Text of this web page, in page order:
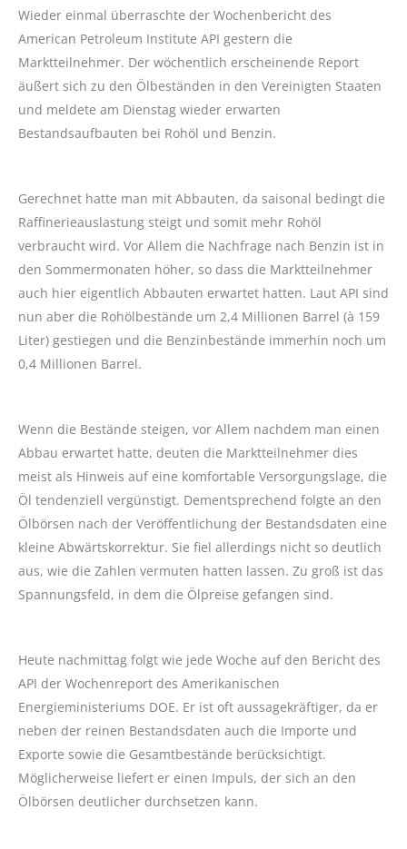
Wieder einmal überraschte der Wochenbericht des
American Petroleum Institute API gestern die
Marktteilnehmer. Der wöchentlich erscheinende Report
äußert sich zu den Ölbeständen in den Vereinigten Staaten
und meldete am Dienstag wieder erwarten
Bestandsaufbauten bei Rohöl und Benzin.
Gerechnet hatte man mit Abbauten, da saisonal bedingt die
Raffinerieauslastung steigt und somit mehr Rohöl
verbraucht wird. Vor Allem die Nachfrage nach Benzin ist in
den Sommermonaten höher, so dass die Marktteilnehmer
auch hier eigentlich Abbauten erwartet hatten. Laut API sind
nun aber die Rohölbestände um 2,4 Millionen Barrel (à 159
Liter) gestiegen und die Benzinbestände immerhin noch um
0,4 Millionen Barrel.
Wenn die Bestände steigen, vor Allem nachdem man einen
Abbau erwartet hatte, deuten die Marktteilnehmer dies
meist als Hinweis auf eine komfortable Versorgungslage, die
Öl tendenziell vergünstigt. Dementsprechend folgte an den
Ölbörsen nach der Veröffentlichung der Bestandsdaten eine
kleine Abwärtskorrektur. Sie fiel allerdings nicht so deutlich
aus, wie die Zahlen vermuten hatten lassen. Zu groß ist das
Spannungsfeld, in dem die Ölpreise gefangen sind.
Heute nachmittag folgt wie jede Woche auf den Bericht des
API der Wochenreport des Amerikanischen
Energieministeriums DOE. Er ist oft aussagekräftiger, da er
neben der reinen Bestandsdaten auch die Importe und
Exporte sowie die Gesamtbestände berücksichtigt.
Möglicherweise liefert er einen Impuls, der sich an den
Ölbörsen deutlicher durchsetzen kann.